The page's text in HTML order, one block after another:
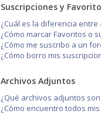
Suscripciones y
¿Cuál es la diferencia
¿Cómo marcar Favoritos o
¿Cómo me suscribo a un
¿Cómo borro mis
Archivos Adjuntos
¿Qué archivos adjuntos
¿Cómo encuentro todos